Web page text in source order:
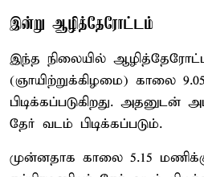
இன்று ஆழித்தேரோட்டம்
இந்த நிலையில்
(ஞாயிற்றுக்கிழமை) காலை
பிடிக்கப்படுகிறது.
தேர் வடம் பிடிக்கப்படும்.
முன்னதாக காலை 5.15